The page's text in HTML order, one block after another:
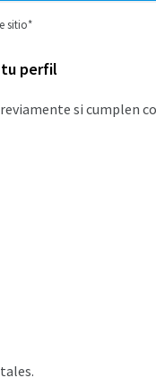
sitio*
tu perfil
si cumplen